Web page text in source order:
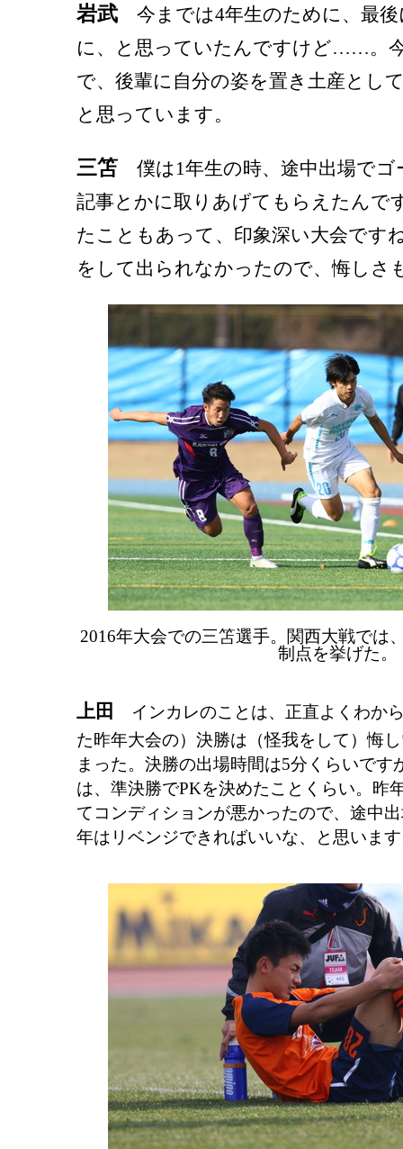
岩武 今までは4年生のために、最
に、と思っていたんですけど……。
で、後輩に自分の姿を置き土産とし
と思っています。
三笘 僕は1年生の時、途中出場で
記事とかに取りあげてもらえたんで
たこともあって、印象深い大会です
をして出られなかったので、悔し
2016年大会での三笘選手。関西大戦では
制点を挙げた。
上田
インカレのことは、正直よくわか
た昨年大会の）決勝は（怪我をして）悔
まった。決勝の出場時間は5分くらいです
は、準決勝でPKを決めたことくらい。昨
てコンディションが悪かったので、途中
年はリベンジできればいいな、と思いま